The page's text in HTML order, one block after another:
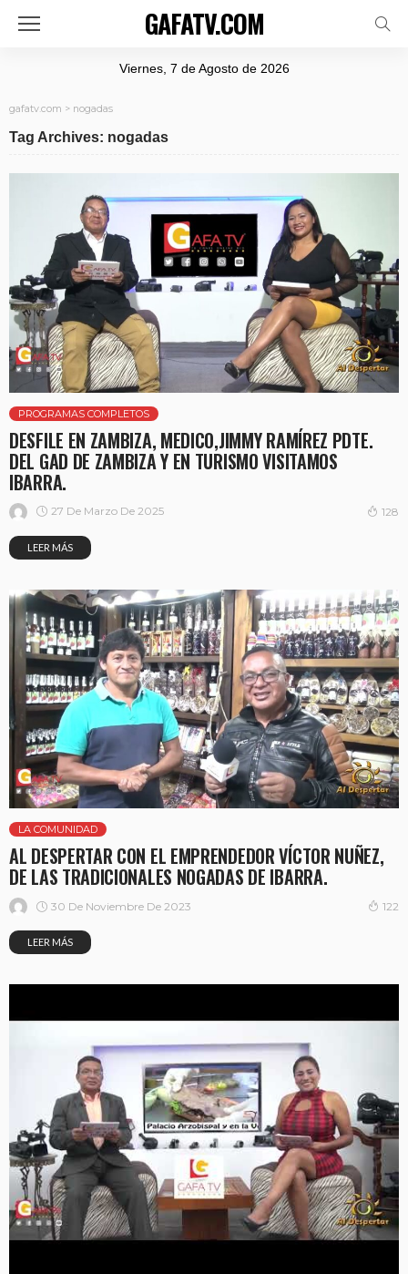
GAFATV.COM
Viernes, 7 de Agosto de 2026
gafatv.com > nogadas
Tag Archives: nogadas
PROGRAMAS COMPLETOS
DESFILE EN ZAMBIZA, MEDICO,JIMMY RAMÍREZ PDTE.
DEL GAD DE ZAMBIZA Y EN TURISMO VISITAMOS
IBARRA.
27 De Marzo De 2025 128
LEER MÁS
LA COMUNIDAD
AL DESPERTAR CON EL EMPRENDEDOR VÍCTOR NUÑEZ,
DE LAS TRADICIONALES NOGADAS DE IBARRA.
30 De Noviembre De 2023 122
LEER MÁS